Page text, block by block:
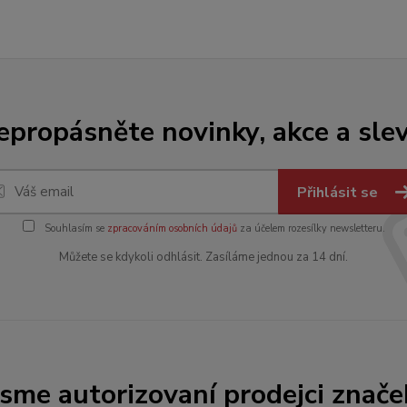
novinky, akce a
Přihlásit se
Souhlasím se zpracováním osobních údajůza účelem rozesílky newsletteru.
Můžete se kdykoli odhlásit. Zasíláme jednou za 14 dní.
autorizovaní prodejci